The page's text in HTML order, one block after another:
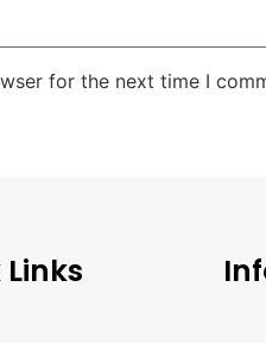
for the next time I